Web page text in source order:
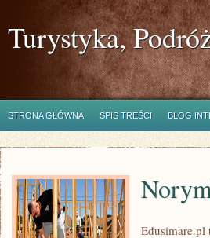
Turystyka,
STRONA GŁÓWNA SPIS TREŚCI BLOG
Edusimare.pl